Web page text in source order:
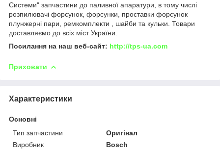
Системи" запчастини до паливної апаратури, в тому числі
розпилювачі форсунок, форсунки, проставки форсунок
плунжерні пари, ремкомплекти , шайби та кульки. Товари
доставляємо до всіх міст України.
Посилання на наш веб-сайт: http://tps-ua.com
Приховати
Характеристики
Основні
Тип запчастини
Оригінал
Виробник
Bosch